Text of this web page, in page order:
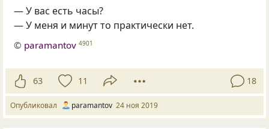
— У вас есть часы?
— У меня и минут то практически нет.
© paramantov 4901
63 11 18
Опубликовал paramantov 24 ноя 2019